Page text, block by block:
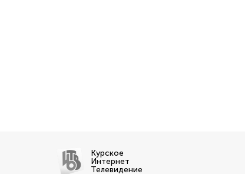
Курское
Интернет
Телевидение